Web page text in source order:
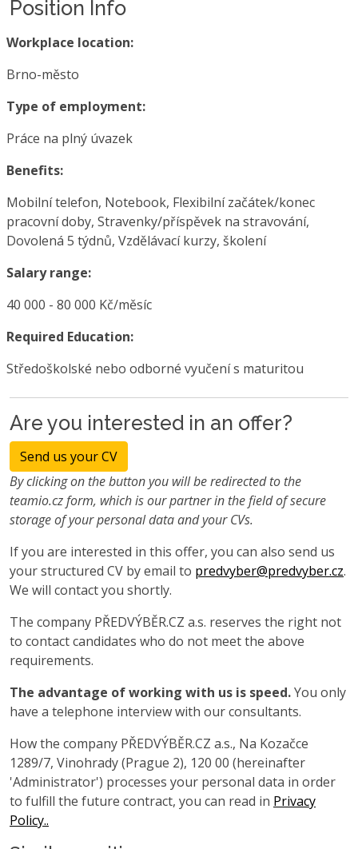
Position Info
Workplace location:
Brno-město
Type of employment:
Práce na plný úvazek
Benefits:
Mobilní telefon, Notebook, Flexibilní začátek/konec
pracovní doby, Stravenky/příspěvek na stravování,
Dovolená 5 týdnů, Vzdělávací kurzy, školení
Salary range:
40 000 - 80 000 Kč/měsíc
Required Education:
Středoškolské nebo odborné vyučení s maturitou
Are you interested in an offer?
Send us your CV
By clicking on the button you will be redirected to the
teamio.cz form, which is our partner in the field of secure
storage of your personal data and your CVs.
If you are interested in this offer, you can also send us
your structured CV by email to predvyber@predvyber.cz.
We will contact you shortly.
The company PŘEDVÝBĚR.CZ a.s. reserves the right not
to contact candidates who do not meet the above
requirements.
The advantage of working with us is speed.You only
have a telephone interview with our consultants.
How the company PŘEDVÝBĚR.CZ a.s., Na Kozačce
1289/7, Vinohrady (Prague 2), 120 00 (hereinafter
'Administrator') processes your personal data in order
to fulfill the future contract, you can read in Privacy
Policy..